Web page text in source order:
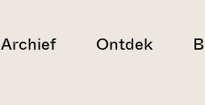
Archief Ontdek